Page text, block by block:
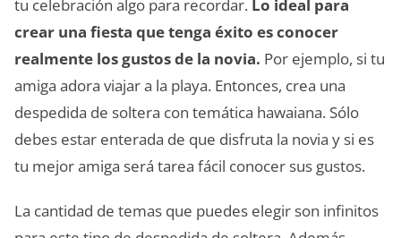
tu celebración algo para recordar. Lo ideal para
crear una fiesta que tenga éxito es conocer
realmente los gustos de la novia. Por ejemplo, si tu
amiga adora viajar a la playa. Entonces, crea una
despedida de soltera con temática hawaiana. Sólo
debes estar enterada de que disfruta la novia y si es
tu mejor amiga será tarea fácil conocer sus gustos.
La cantidad de temas que puedes elegir son infinitos